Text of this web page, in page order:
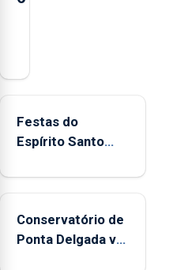
mais
ocorrências
e
inspeções
relacionadas
Festas do
Espírito Santo
Conservatório de
Ponta Delgada vai